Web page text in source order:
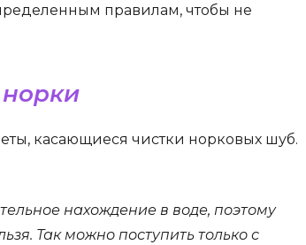
правилам, чтобы не
норки
касающиеся чистки норковых шуб.
нахождение в воде, поэтому
Так можно поступить только с